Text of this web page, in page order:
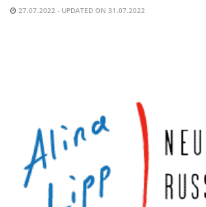
27.07.2022 - UPDATED ON 31.07.2022